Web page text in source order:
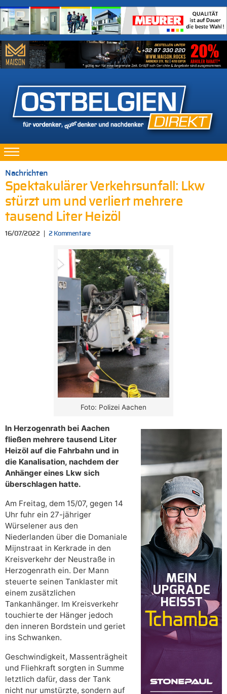
Nachrichten
Spektakulärer Verkehrsunfall: Lkw
stürzt um und verliert mehrere
tausend Liter Heizöl
16/07/2022 2 Kommentare
Foto: Polizei Aachen
In Herzogenrath bei Aachen
fließen mehrere tausend Liter
Heizöl auf die Fahrbahn und in
die Kanalisation, nachdem der
Anhänger eines Lkw sich
überschlagen hatte.
Am Freitag, dem 15/07, gegen 14
Uhr fuhr ein 27-jähriger
Würselener aus den
Niederlanden über die Domaniale
Mijnstraat in Kerkrade in den
Kreisverkehr der Neustraße in
Herzogenrath ein. Der Mann
steuerte seinen Tanklaster mit
einem zusätzlichen
Tankanhänger. Im Kreisverkehr
touchierte der Hänger jedoch
den inneren Bordstein und geriet
ins Schwanken.
Geschwindigkeit, Massenträgheit
und Fliehkraft sorgten in Summe
letztlich dafür, dass der Tank
nicht nur umstürzte, sondern auf